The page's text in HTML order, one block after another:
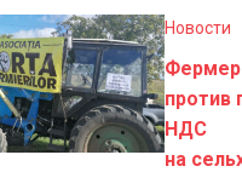
Новости
против
НДС
на